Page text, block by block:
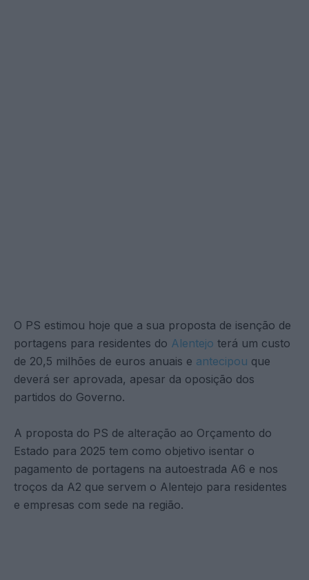
O PS estimou hoje que a sua proposta de isenção de
portagens para residentes do Alentejo terá um custo
de 20,5 milhões de euros anuais e antecipou que
deverá ser aprovada, apesar da oposição dos
partidos do Governo.
A proposta do PS de alteração ao Orçamento do
Estado para 2025 tem como objetivo isentar o
pagamento de portagens na autoestrada A6 e nos
troços da A2 que servem o Alentejo para residentes
e empresas com sede na região.